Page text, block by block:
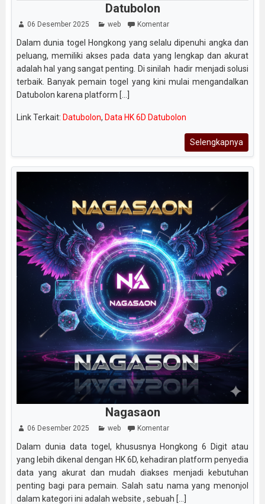
Datubolon
06 Desember 2025 web Komentar
Dalam dunia togel Hongkong yang selalu dipenuhi angka dan
peluang, memiliki akses pada data yang lengkap dan akurat
adalah hal yang sangat penting. Di sinilah hadir menjadi solusi
terbaik. Banyak pemain togel yang kini mulai mengandalkan
Datubolon karena platform [...]
Link Terkait: Datubolon, Data HK 6D Datubolon
Selengkapnya
Nagasaon
06 Desember 2025 web Komentar
Dalam dunia data togel, khususnya Hongkong 6 Digit atau
yang lebih dikenal dengan HK 6D, kehadiran platform penyedia
data yang akurat dan mudah diakses menjadi kebutuhan
penting bagi para pemain. Salah satu nama yang menonjol
dalam kategori ini adalah website , sebuah [...]